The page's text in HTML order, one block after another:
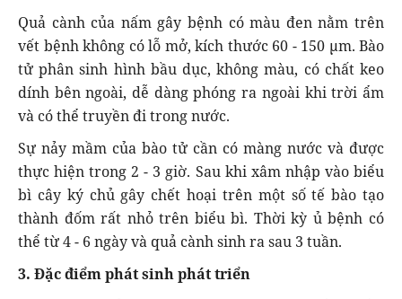
Quả cành của nấm gây bệnh có màu đen nằm trên
vết bệnh không có lỗ mở, kích thước 60 - 150 µm. Bào
tử phân sinh hình bầu dục, không màu, có chất keo
dính bên ngoài, dễ dàng phóng ra ngoài khi trời ẩm
và có thể truyền đi trong nước.
Sự nảy mầm của bào tử cần có màng nước và được
thực hiện trong 2 - 3 giờ. Sau khi xâm nhập vào biểu
bì cây ký chủ gây chết hoại trên một số tế bào tạo
thành đốm rất nhỏ trên biểu bì. Thời kỳ ủ bệnh có
thể từ 4 - 6 ngày và quả cành sinh ra sau 3 tuần.
3. Đặc điểm phát sinh phát triển